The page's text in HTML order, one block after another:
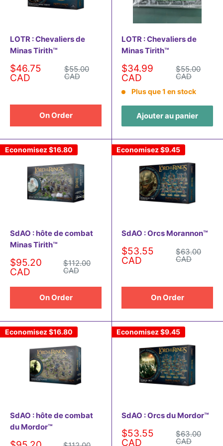
LOTR : Chevaliers de
Minas Tirith™
Prix
réduit
$46.75
CAD
Prix
normal
$55.00
CAD
On Order
LOTR : Chevaliers de
Minas Tirith™
Prix
réduit
$34.99
CAD
Prix
normal
$55.00
CAD
Plus que 1 en stock
Ajouter au panier
Economisez$16.80
SdAO : hôte de combat
Minas Tirith™
Prix
réduit
$95.20
CAD
Prix
normal
$112.00
CAD
On Order
Economisez$9.45
SdAO : Orcs Morannon™
Prix
réduit
$53.55
CAD
Prix
normal
$63.00
CAD
On Order
Economisez$16.80
SdAO : hôte de combat
du Mordor™
Economisez$9.45
SdAO : Orcs du Mordor™
Prix
réduit
$53.55
CAD
Prix
normal
$63.00
CAD